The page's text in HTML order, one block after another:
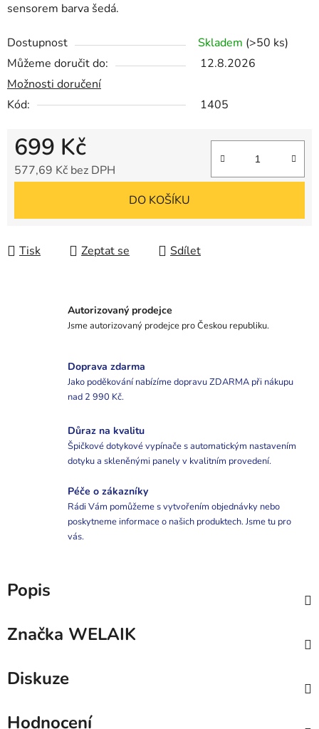
sensorem barva šedá.
Dostupnost Skladem (>50 ks)
Můžeme doručit do:
12.8.2026
Možnosti doručení
Kód:
1405
699 Kč
577,69 Kč bez DPH
DO KOŠÍKU
Tisk Zeptat se Sdílet
Autorizovaný prodejce
Jsme autorizovaný prodejce pro Českou republiku.
Doprava zdarma
Jako poděkování nabízíme dopravu ZDARMA při nákupu
nad 2 990 Kč.
Důraz na kvalitu
Špičkové dotykové vypínače s automatickým nastavením
dotyku a skleněnými panely v kvalitním provedení.
Péče o zákazníky
Rádi Vám pomůžeme s vytvořením objednávky nebo
poskytneme informace o našich produktech. Jsme tu pro
vás.
Popis
Značka WELAIK
Diskuze
Hodnocení